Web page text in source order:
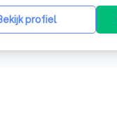
profiel